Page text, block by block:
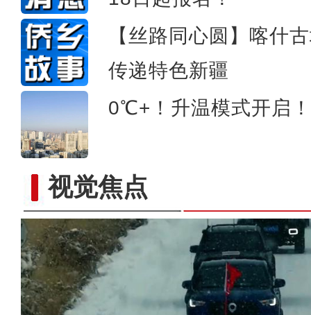
【丝路同心圆】喀什
传递特色新疆
0℃+！升温模式开启！
视觉焦点新疆阿克苏：年货巴扎年